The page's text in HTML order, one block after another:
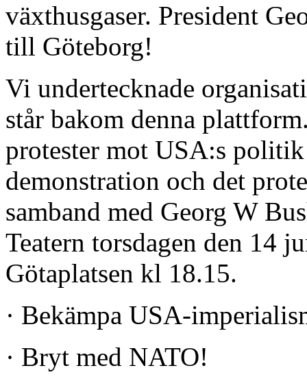
växthusgaser. President
till Göteborg!
Vi undertecknade
står bakom denna
protester mot USA:s
demonstration och det
samband med Georg W
Teatern torsdagen den 14
Götaplatsen kl 18.15.
· Bekämpa USA-
· Bryt med NATO!